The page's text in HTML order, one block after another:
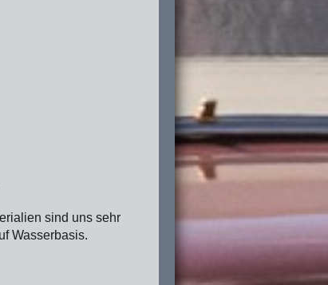
sind uns sehr
Wasserbasis.